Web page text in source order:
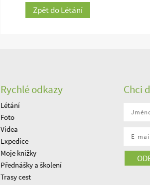
Zpět do Létání
Rychlé odkazy
Létání
Foto
Videa
Expedice
Moje knížky
Přednášky a školení
Trasy cest
Chci